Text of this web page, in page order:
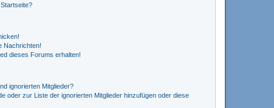
Nachrichten!
dieses Forums erhalten!
ignorierten Mitglieder?
oder zur Liste der ignorierten Mitglieder hinzufügen oder diese